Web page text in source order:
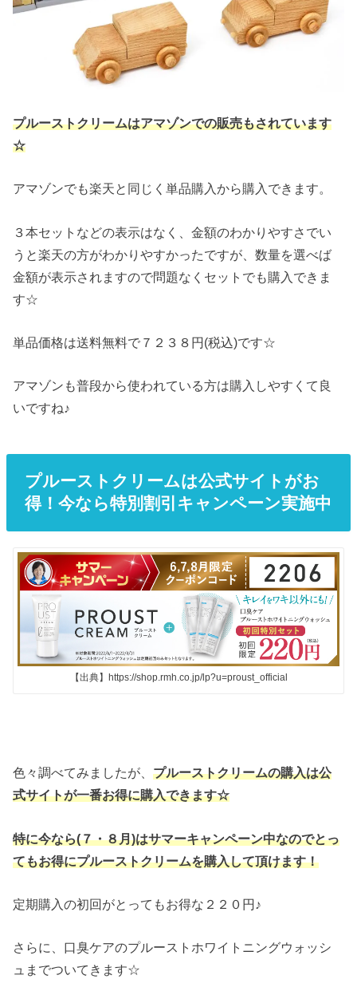
プルーストクリームはアマゾンでの販売もされています
☆
アマゾンでも楽天と同じく単品購入から購入できます。
３本セットなどの表示はなく、金額のわかりやすさでい
うと楽天の方がわかりやすかったですが、数量を選べば
金額が表示されますので問題なくセットでも購入できま
す☆
単品価格は送料無料で７２３８円(税込)です☆
アマゾンも普段から使われている方は購入しやすくて良
いですね♪
プルーストクリームは公式サイトがお
得！今なら特別割引キャンペーン実施中
【出典】https://shop.rmh.co.jp/lp?u=proust_official
色々調べてみましたが、プルーストクリームの購入は公
式サイトが一番お得に購入できます☆
特に今なら(７・８月)はサマーキャンペーン中なのでとっ
てもお得にプルーストクリームを購入して頂けます！
定期購入の初回がとってもお得な２２０円♪
さらに、口臭ケアのプルーストホワイトニングウォッシ
ュまでついてきます☆